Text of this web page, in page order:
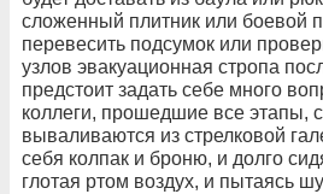
сложенный плитник или боевой
перевесить подсумок или
узлов эвакуационная стропа
предстоит задать себе много
коллеги, прошедшие все этапы,
вываливаются из стрелковой
себя колпак и броню, и долго
глотая ртом воздух, и пытаясь